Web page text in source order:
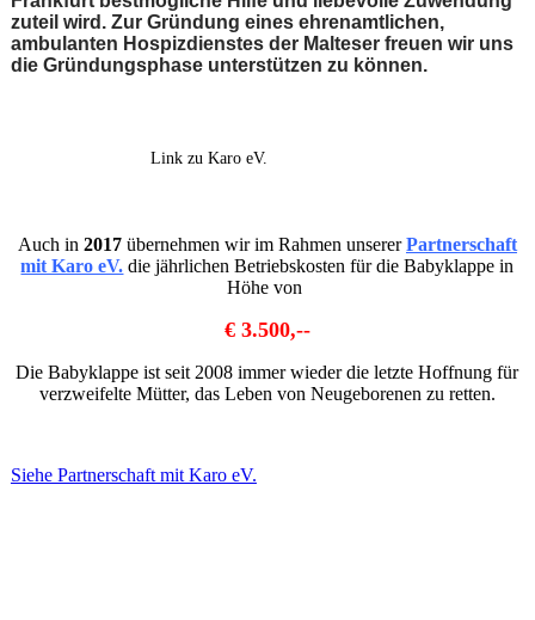
zuteil wird. Zur Gründung eines ehrenamtlichen,
ambulanten Hospizdienstes der Malteser freuen wir uns
die Gründungsphase unterstützen zu können.
Link zu Karo eV.
Auch in 2017übernehmen wir im Rahmen unsererPartnerschaft
mit Karo eV. die jährlichen Betriebskosten für die Babyklappe in
Höhe von
€ 3.500,--
Die Babyklappe ist seit 2008 immer wieder die letzte Hoffnung für
verzweifelte Mütter, das Leben von Neugeborenen zu retten.
Siehe Partnerschaft mit Karo eV.